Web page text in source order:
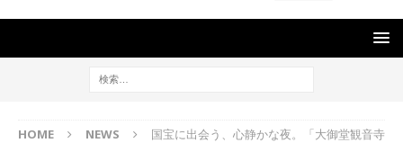
HOME NEWS
国宝に出会う、心静かな夜。「大御堂観音寺